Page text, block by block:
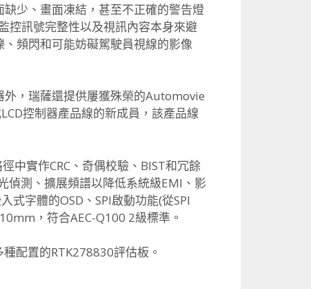
少、畫面凍結，甚至不正確的警告燈
控訊號完整性以及視訊內容本身來避
頻閃和可能妨礙駕駛員視線的影像
，瑞薩還提供屢獲殊榮的Automovie
控制器產品線的新成員，該產品線
中實作CRC、奇偶校驗、BIST和冗餘
偵測、擴展頻譜以降低系統級EMI、影
式字體的OSD、SPI啟動功能(從SPI
，符合AEC-Q100 2級標準。
配置的RTK278830評估板。